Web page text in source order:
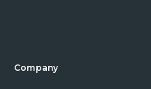
Company